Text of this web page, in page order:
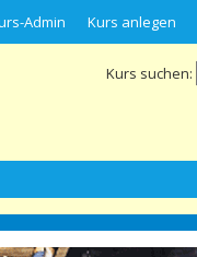
Admin Kurs anlegen
Kurs suchen: